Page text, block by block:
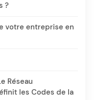
?
votre entreprise en
Réseau
les Codes de la